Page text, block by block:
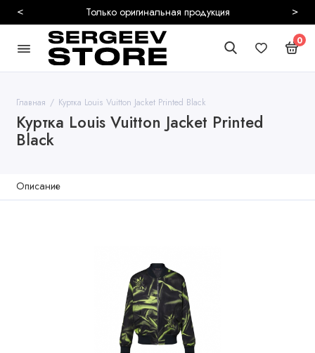
Безопасная и
< >
0
Главная Куртка Louis Vuitton Jacket Printed Black
Куртка Louis Vuitton Jacket Printed
Black
Описание